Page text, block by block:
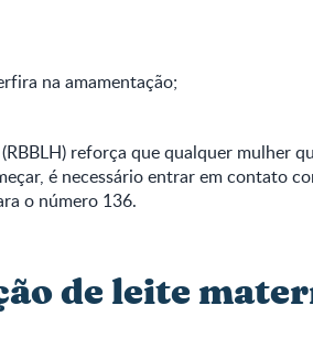
na amamentação;
reforça que qualquer mulher
é necessário entrar em contato
o número 136.
de leite